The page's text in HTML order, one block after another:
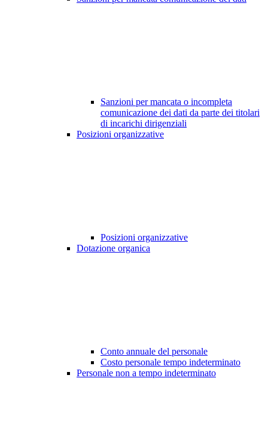
Sanzioni per mancata o incompleta
comunicazione dei dati da parte dei titolari
di incarichi dirigenziali
Posizioni organizzative
Posizioni organizzative
Dotazione organica
Conto annuale del personale
Costo personale tempo indeterminato
Personale non a tempo indeterminato